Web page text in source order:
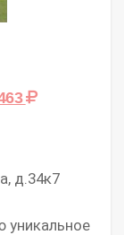
д.34к7
уникальное